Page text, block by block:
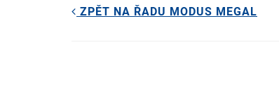
ZPĚT NA ŘADU MODUS MEGAL